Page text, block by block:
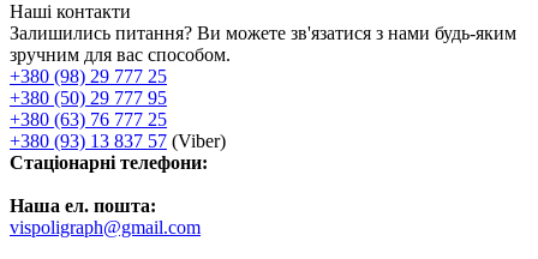
Наші контакти
Залишились питання? Ви можете зв'язатися з нами будь-яким
зручним для вас способом.
+380 (98) 29 777 25
+380 (50) 29 777 95
+380 (63) 76 777 25
+380 (93) 13 837 57 (Viber)
Стаціонарні телефони:
Наша ел. пошта:
vispoligraph@gmail.com